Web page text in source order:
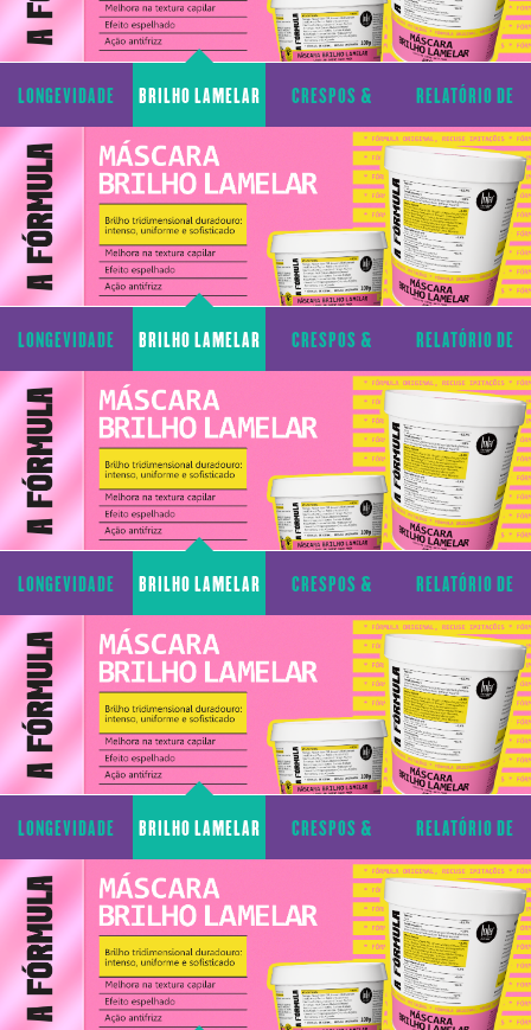
LONGEVIDADE
CAPILAR
BRILHO LAMELAR CRESPOS &
CACHOS
RELATÓRIO DE
TRANSPARÊNCIA
LONGEVIDADE
CAPILAR
BRILHO LAMELAR CRESPOS &
CACHOS
RELATÓRIO DE
TRANSPARÊNCIA
CAPILAR CACHOS
RELATÓRIO DE
TRANSPARÊNCIA
CAPILAR CACHOS
RELATÓRIO DE
TRANSPARÊNCIA